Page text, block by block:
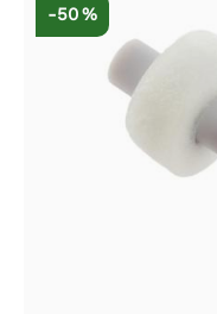
-50 %